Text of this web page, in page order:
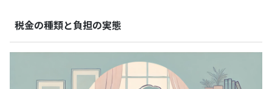
税金の種類と負担の実態